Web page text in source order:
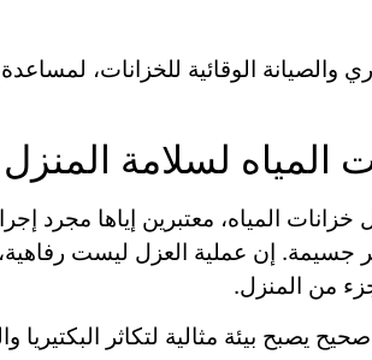
والصيانة الوقائية للخزانات،
المياه لسلامة المنزل
المياه، معتبرين إياها مجرد
جسيمة. إن عملية العزل ليست
من المنزل.
يصبح بيئة مثالية لتكاثر